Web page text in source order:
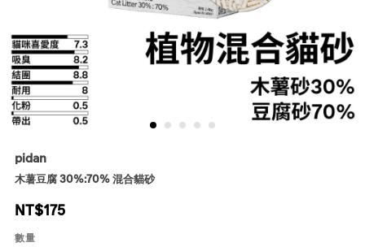
pidan
木薯豆腐 30%:70% 混合貓砂
NT$175
數量